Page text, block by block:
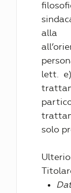
lett.
solo